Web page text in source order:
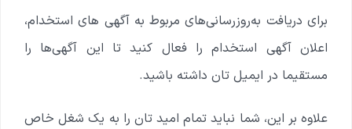
برای دریافت به‌روزرسانی‌های مربوط به آگهی های استخدام،
اعلان آگهی استخدام را فعال کنید تا این آگهی‌ها را
مستقیما در ایمیل تان داشته باشید.
علاوه بر این، شما نباید تمام امید تان را به یک شغل خاص